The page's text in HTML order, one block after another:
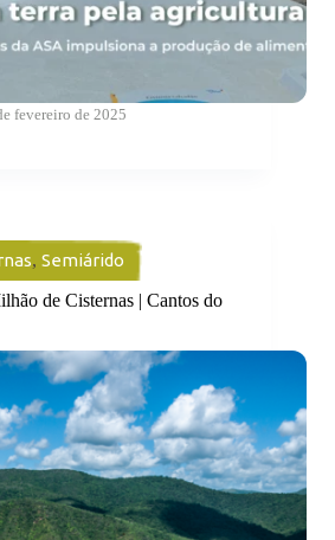
fevereiro de 2025
, Semiárido
de Cisternas | Cantos do